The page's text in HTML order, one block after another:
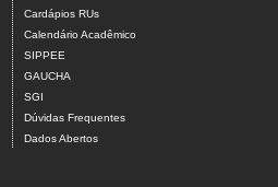
Cardápios RUs
Calendário Acadêmico
SIPPEE
GAUCHA
SGI
Dúvidas Frequentes
Dados Abertos